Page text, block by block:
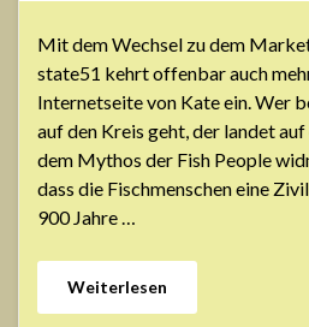
Mit dem Wechsel zu dem
state51 kehrt offenbar auch
Internetseite von Kate ein. Wer
auf den Kreis geht, der landet
dem Mythos der Fish People
dass die Fischmenschen eine
900 Jahre …
Weiterlesen